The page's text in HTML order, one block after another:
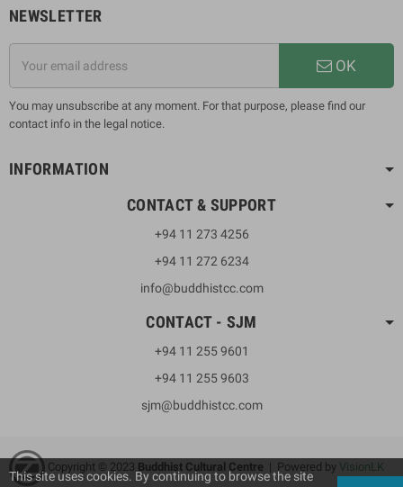
NEWSLETTER
OK
You may unsubscribe at any moment. For that purpose, please find our
contact info in the legal notice.
INFORMATION
CONTACT & SUPPORT
+94 11 273 4256
+94 11 272 6234
info@buddhistcc.com
CONTACT - SJM
+94 11 255 9601
+94 11 255 9603
sjm@buddhistcc.com
Copyright © 2023 Buddhist Cultural Centre | Powered by VisionLK
This site uses cookies. By continuing to browse the site